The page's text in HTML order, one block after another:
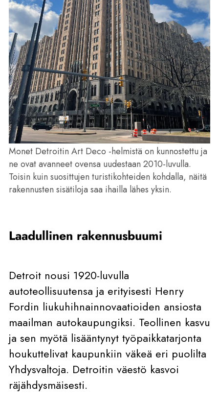
Monet Detroitin Art Deco -helmistä on kunnostettu ja
ne ovat avanneet ovensa uudestaan 2010-luvulla.
Toisin kuin suosittujen turistikohteiden kohdalla, näitä
rakennusten sisätiloja saa ihailla lähes yksin.
Laadullinen rakennusbuumi
Detroit nousi 1920-luvulla
autoteollisuutensa ja erityisesti Henry
Fordin liukuhihnainnovaatioiden ansiosta
maailman autokaupungiksi. Teollinen kasvu
ja sen myötä lisääntynyt työpaikkatarjonta
houkuttelivat kaupunkiin väkeä eri puolilta
Yhdysvaltoja. Detroitin väestö kasvoi
räjähdysmäisesti.